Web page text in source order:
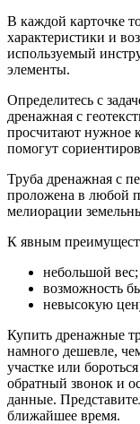
В каждой карточке
характеристики и
используемый
элементы.
Определитесь с
дренажная с
просчитают нужное
помогут
Труба дренажная с
проложена в любой
мелиорации
К явным
небольшой вес;
возможность
невысокую
Купить дренажные
намного дешевле,
участке или
обратный звонок и
данные.
ближайшее время.